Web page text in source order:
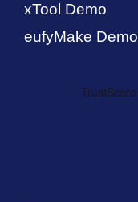
xTool Demo
eufyMake Demo